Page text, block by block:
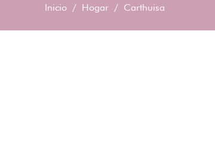
Inicio / Hogar / Carthuisa